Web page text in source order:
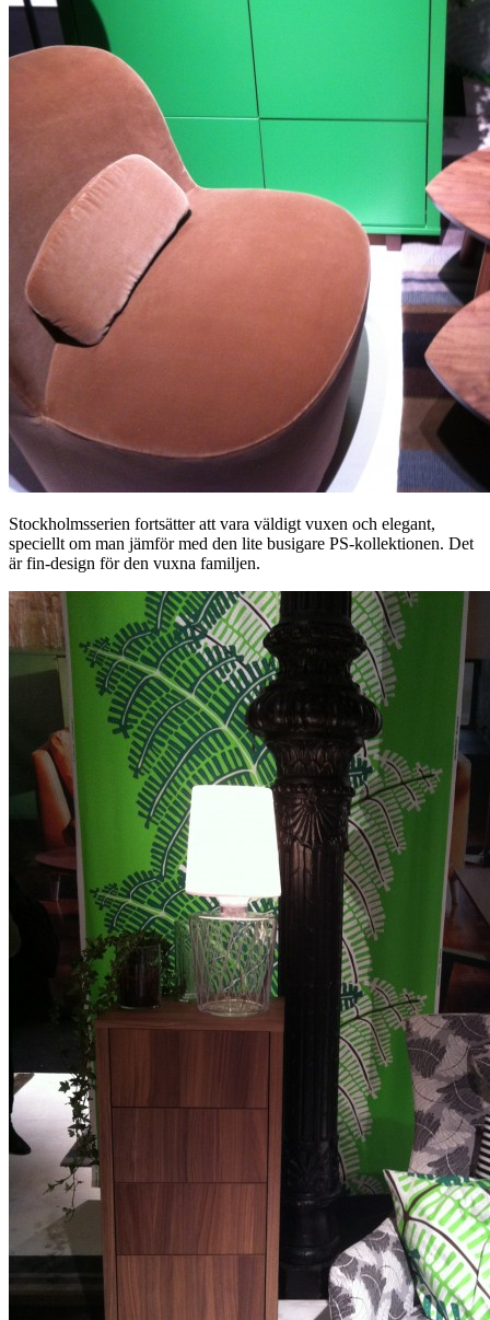
Stockholmsserien fortsätter att vara väldigt vuxen och elegant,
speciellt om man jämför med den lite busigare PS-kollektionen. Det
är fin-design för den vuxna familjen.